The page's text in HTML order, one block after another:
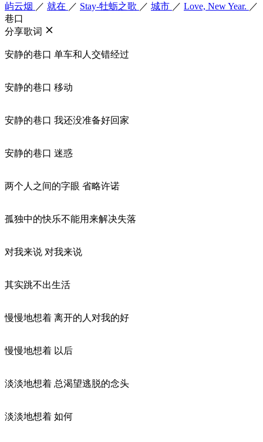
屿云烟 ／ 就在 ／ Stay-牡蛎之歌 ／ 城市 ／ Love, New Year. ／
巷口
分享歌词
安静的巷口 单车和人交错经过
安静的巷口 移动
安静的巷口 我还没准备好回家
安静的巷口 迷惑
两个人之间的字眼 省略许诺
孤独中的快乐不能用来解决失落
对我来说 对我来说
其实跳不出生活
慢慢地想着 离开的人对我的好
慢慢地想着 以后
淡淡地想着 总渴望逃脱的念头
淡淡地想着 如何